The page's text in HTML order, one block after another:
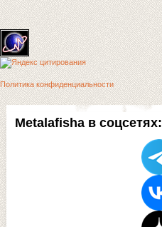
Metalafisha в соцсетях:
Политика конфиденциальности